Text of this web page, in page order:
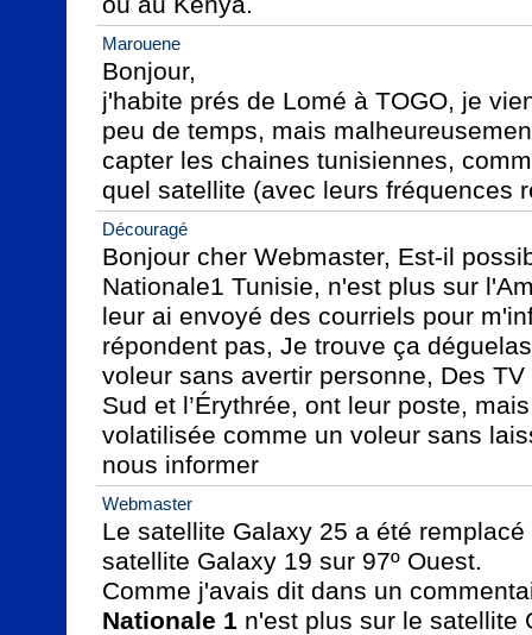
Marouene
Bonjour,
j'habite prés de Lomé à TOGO, je
peu de temps, mais
capter les chaines tunisiennes,
quel satellite (avec leurs fréquences
Découragé
Bonjour cher Webmaster, Est-il
Nationale1 Tunisie, n'est plus sur
leur ai envoyé des courriels pour
répondent pas, Je trouve ça
voleur sans avertir personne, Des
Sud et l’Érythrée, ont leur poste,
volatilisée comme un voleur sans
nous informer
Webmaster
Le satellite Galaxy 25 a été
satellite Galaxy 19 sur 97º Ouest.
Nationale 1 n'est plus sur le satellite